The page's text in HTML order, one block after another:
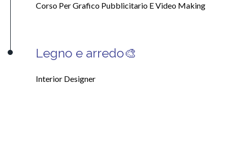
Corso Per Grafico Pubblicitario E Video Making
Legno e arredo🎨
Interior Designer